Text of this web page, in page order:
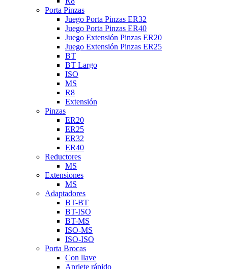
Porta Pinzas
Juego Porta Pinzas ER32
Juego Porta Pinzas ER40
Juego Extensión Pinzas ER20
Juego Extensión Pinzas ER25
BT
BT Largo
ISO
MS
R8
Extensión
Pinzas
ER20
ER25
ER32
ER40
Reductores
MS
Extensiones
MS
Adaptadores
BT-BT
BT-ISO
BT-MS
ISO-MS
ISO-ISO
Porta Brocas
Con llave
Apriete rápido